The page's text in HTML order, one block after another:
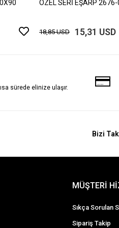
ÖZEL SERİ EŞARP
18,85 USD 15,31 USD
sürede elinize ulaşır.
Bizi
MÜŞTERİ
Sıkça Sorulan
Sipariş Takip